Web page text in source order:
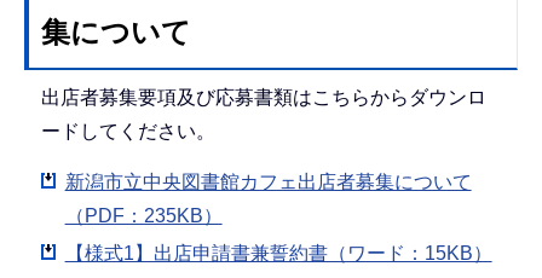
集について
出店者募集要項及び応募書類はこちらからダウンロ
ードしてください。
新潟市立中央図書館カフェ出店者募集について
（PDF：235KB）
【様式1】出店申請書兼誓約書（ワード：15KB）